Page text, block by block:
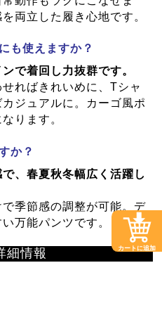
両立した履き心地です。
も使えますか？
で着回し力抜群です。
ればきれいめに、Tシャ
ジュアルに。カーゴ風ポ
ります。
か？
、春夏秋冬幅広く活躍し
季節感の調整が可能。デ
万能パンツです。
細情報 カートに追加